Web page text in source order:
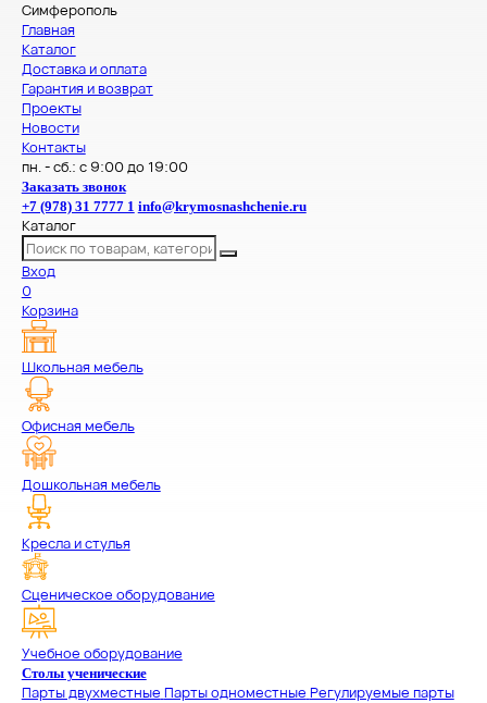
Симферополь
Главная
Каталог
Доставка и оплата
Гарантия и возврат
Проекты
Новости
Контакты
пн. - сб.: с 9:00 до 19:00
Заказать звонок
+7 (978) 31 7777 1 info@krymosnashchenie.ru
Каталог
Вход
0
Корзина
Школьная мебель
Офисная мебель
Дошкольная мебель
Кресла и стулья
Сценическое оборудование
Учебное оборудование
Столы ученические
Парты двухместные Парты одноместные Регулируемые парты